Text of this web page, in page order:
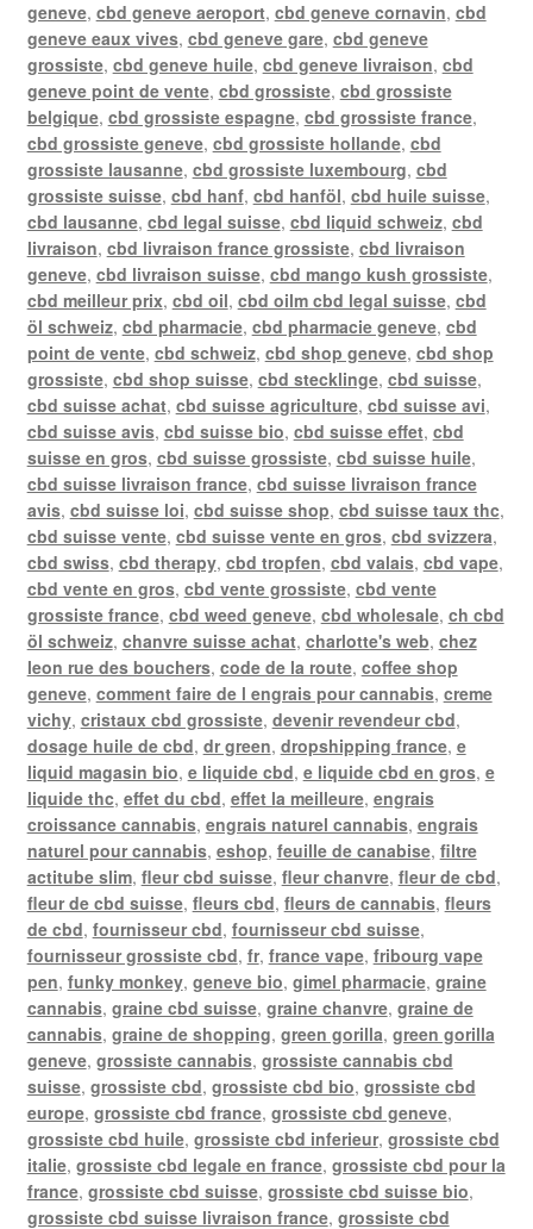
geneve, cbd geneve aeroport, cbd geneve cornavin, cbd
geneve eaux vives, cbd geneve gare, cbd geneve
grossiste, cbd geneve huile, cbd geneve livraison, cbd
geneve point de vente, cbd grossiste, cbd grossiste
belgique, cbd grossiste espagne, cbd grossiste france,
cbd grossiste geneve, cbd grossiste hollande, cbd
grossiste lausanne, cbd grossiste luxembourg, cbd
grossiste suisse, cbd hanf, cbd hanföl, cbd huile suisse,
cbd lausanne, cbd legal suisse, cbd liquid schweiz, cbd
livraison, cbd livraison france grossiste, cbd livraison
geneve, cbd livraison suisse, cbd mango kush grossiste,
cbd meilleur prix, cbd oil, cbd oilm cbd legal suisse, cbd
öl schweiz, cbd pharmacie, cbd pharmacie geneve, cbd
point de vente, cbd schweiz, cbd shop geneve, cbd shop
grossiste, cbd shop suisse, cbd stecklinge, cbd suisse,
cbd suisse achat, cbd suisse agriculture, cbd suisse avi,
cbd suisse avis, cbd suisse bio, cbd suisse effet, cbd
suisse en gros, cbd suisse grossiste, cbd suisse huile,
cbd suisse livraison france, cbd suisse livraison france
avis, cbd suisse loi, cbd suisse shop, cbd suisse taux thc,
cbd suisse vente, cbd suisse vente en gros, cbd svizzera,
cbd swiss, cbd therapy, cbd tropfen, cbd valais, cbd vape,
cbd vente en gros, cbd vente grossiste, cbd vente
grossiste france, cbd weed geneve, cbd wholesale, ch cbd
öl schweiz, chanvre suisse achat, charlotte's web, chez
leon rue des bouchers, code de la route, coffee shop
geneve, comment faire de l engrais pour cannabis, creme
vichy, cristaux cbd grossiste, devenir revendeur cbd,
dosage huile de cbd, dr green, dropshipping france, e
liquid magasin bio, e liquide cbd, e liquide cbd en gros, e
liquide thc, effet du cbd, effet la meilleure, engrais
croissance cannabis, engrais naturel cannabis, engrais
naturel pour cannabis, eshop, feuille de canabise, filtre
actitube slim, fleur cbd suisse, fleur chanvre, fleur de cbd,
fleur de cbd suisse, fleurs cbd, fleurs de cannabis, fleurs
de cbd, fournisseur cbd, fournisseur cbd suisse,
fournisseur grossiste cbd, fr, france vape, fribourg vape
pen, funky monkey, geneve bio, gimel pharmacie, graine
cannabis, graine cbd suisse, graine chanvre, graine de
cannabis, graine de shopping, green gorilla, green gorilla
geneve, grossiste cannabis, grossiste cannabis cbd
suisse, grossiste cbd, grossiste cbd bio, grossiste cbd
europe, grossiste cbd france, grossiste cbd geneve,
grossiste cbd huile, grossiste cbd inferieur, grossiste cbd
italie, grossiste cbd legale en france, grossiste cbd pour la
france, grossiste cbd suisse, grossiste cbd suisse bio,
grossiste cbd suisse livraison france, grossiste cbd